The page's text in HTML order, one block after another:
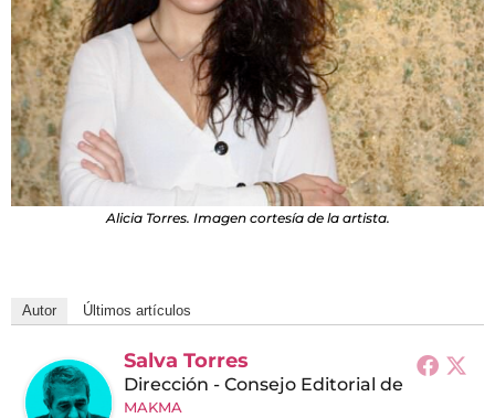
Alicia Torres. Imagen cortesía de la artista.
Autor Últimos artículos
Salva Torres
Dirección - Consejo Editorial de
MAKMA